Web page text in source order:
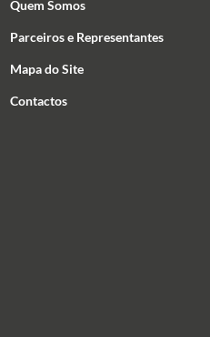
Quem Somos
Parceiros e Representantes
Mapa do Site
Contactos